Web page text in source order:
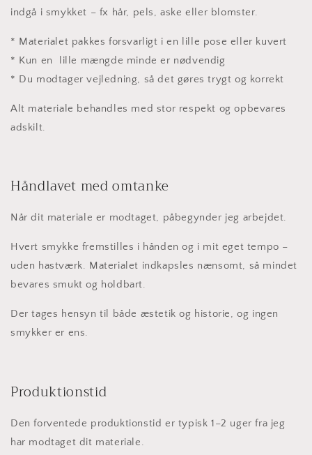
indgå i smykket – fx hår, pels, aske eller blomster.
* Materialet pakkes forsvarligt i en lille pose eller kuvert
* Kun en lille mængde minde er nødvendig
* Du modtager vejledning, så det gøres trygt og korrekt
Alt materiale behandles med stor respekt og opbevares
adskilt.
Håndlavet med omtanke
Når dit materiale er modtaget, påbegynder jeg arbejdet.
Hvert smykke fremstilles i hånden og i mit eget tempo –
uden hastværk. Materialet indkapsles nænsomt, så mindet
bevares smukt og holdbart.
Der tages hensyn til både æstetik og historie, og ingen
smykker er ens.
Produktionstid
Den forventede produktionstid er typisk 1–2 uger fra jeg
har modtaget dit materiale.